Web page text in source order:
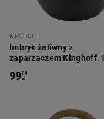
KINGHOFF
Imbryk żeliwny z
zaparzaczem Kinghoff,
9900
zł